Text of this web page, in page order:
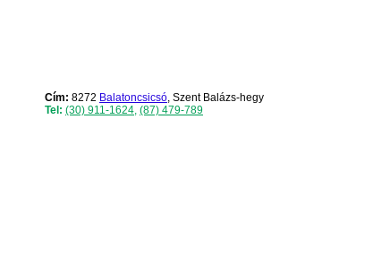
Cím: 8272 Balatoncsicsó, Szent Balázs-hegy
Tel: (30) 911-1624, (87) 479-789